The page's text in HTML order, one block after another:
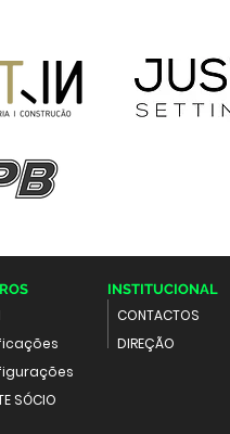
SÓCIO
INSTITUCIONAL
CONTACTOS
DIREÇÃO